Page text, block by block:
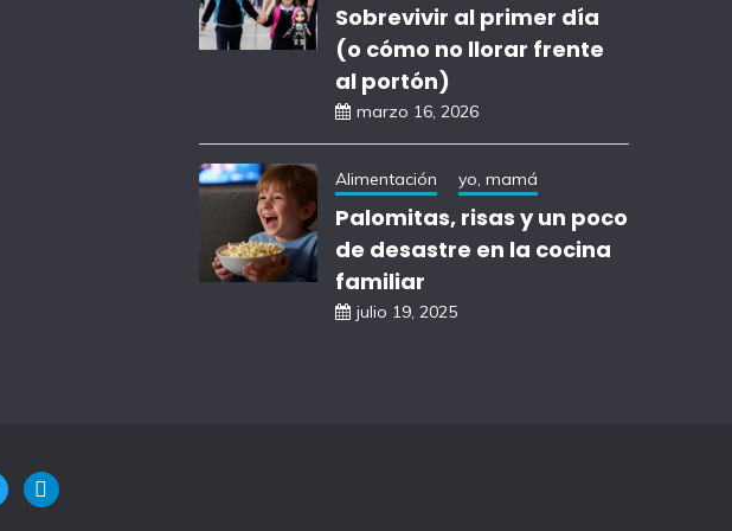
Sobrevivir al primer día
(o cómo no llorar frente
al portón)
marzo 16, 2026
Alimentación yo, mamá
Palomitas, risas y un poco
de desastre en la cocina
familiar
julio 19, 2025